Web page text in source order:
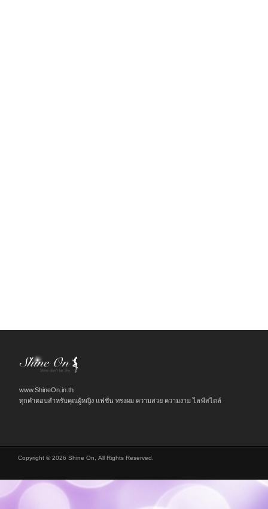
www.ShineOn.in.th
ทุกคำตอบสำหรับคุณผู้หญิง แฟชั่น ทรงผม ความสวย ความงาม ไลฟ์สไตล์
Copyright © 2026 Shine On, All Rights Reserved.